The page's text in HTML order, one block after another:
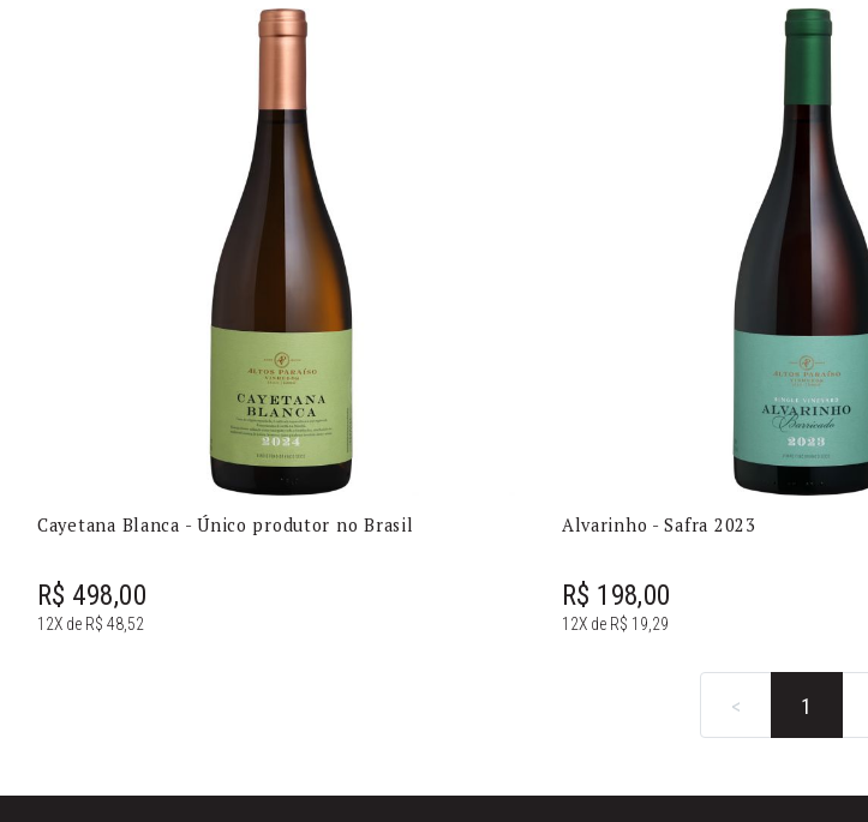
Cayetana Blanca - Único produtor no Brasil
R$ 498,00
12X de R$ 48,52
Alvarinho - Safra 2023
R$ 198,00
12X de R$ 19,29
< 1